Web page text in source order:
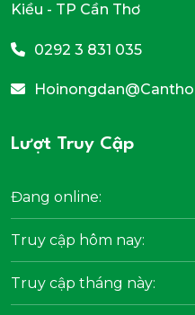
Kiều - TP Cần Thơ
0292 3 831 035
Lượt Truy Cập
Đang online:
Truy cập hôm nay:
Truy cập tháng này: